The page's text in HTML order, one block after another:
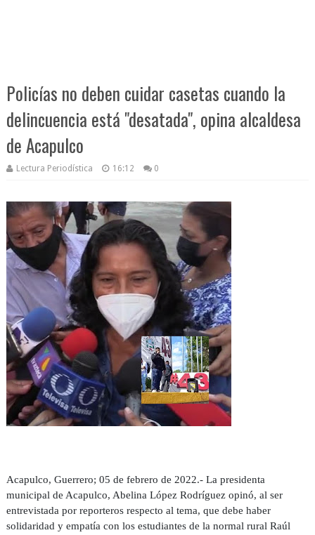
Policías no deben cuidar casetas cuando la
delincuencia está "desatada", opina alcaldesa
de Acapulco
Lectura Periodística 16:12 0
Acapulco, Guerrero; 05 de febrero de 2022.- La presidenta
municipal de Acapulco, Abelina López Rodríguez opinó, al ser
entrevistada por reporteros respecto al tema, que debe haber
solidaridad y empatía con los estudiantes de la normal rural Raúl